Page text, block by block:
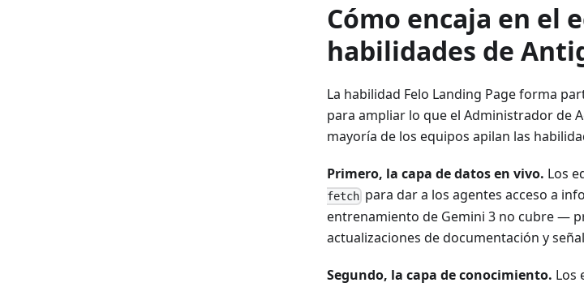
Cómo encaja en el
habilidades de
La habilidad Felo Landing Page forma
para ampliar lo que el Administrador de
mayoría de los equipos apilan las
Primero, la capa de datos en vivo. Los
fetch para dar a los agentes acceso a
entrenamiento de Gemini 3 no cubre —
actualizaciones de documentación y
Segundo, la capa de conocimiento. Los